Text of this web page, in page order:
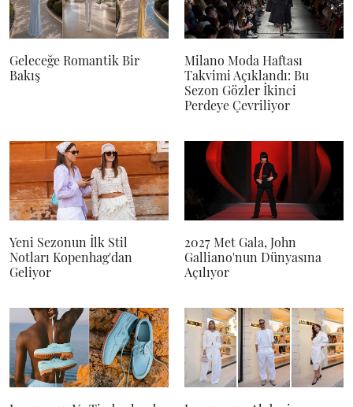
Geleceğe Romantik Bir
Bakış
Milano Moda Haftası
Takvimi Açıklandı: Bu
Sezon Gözler İkinci
Perdeye Çevriliyor
Yeni Sezonun İlk Stil
Notları Kopenhag'dan
Geliyor
2027 Met Gala, John
Galliano'nun Dünyasına
Açılıyor